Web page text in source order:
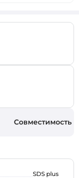
Совместимость
SDS plus